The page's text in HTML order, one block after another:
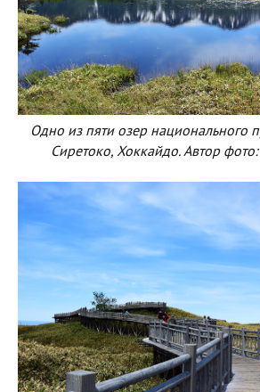
Одно из пяти озер национального
Сиретоко, Хоккайдо. Автор